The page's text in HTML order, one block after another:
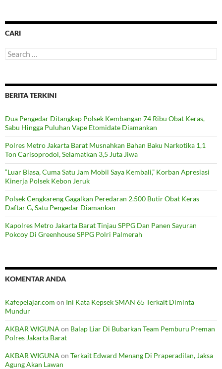
CARI
Search
for:
BERITA TERKINI
Dua Pengedar Ditangkap Polsek Kembangan 74 Ribu Obat Keras,
Sabu Hingga Puluhan Vape Etomidate Diamankan
Polres Metro Jakarta Barat Musnahkan Bahan Baku Narkotika 1,1
Ton Carisoprodol, Selamatkan 3,5 Juta Jiwa
“Luar Biasa, Cuma Satu Jam Mobil Saya Kembali,” Korban Apresiasi
Kinerja Polsek Kebon Jeruk
Polsek Cengkareng Gagalkan Peredaran 2.500 Butir Obat Keras
Daftar G, Satu Pengedar Diamankan
Kapolres Metro Jakarta Barat Tinjau SPPG Dan Panen Sayuran
Pokcoy Di Greenhouse SPPG Polri Palmerah
KOMENTAR ANDA
Kafepelajar.com on Ini Kata Kepsek SMAN 65 Terkait Diminta
Mundur
AKBAR WIGUNA on Balap Liar Di Bubarkan Team Pemburu Preman
Polres Jakarta Barat
AKBAR WIGUNA on Terkait Edward Menang Di Praperadilan, Jaksa
Agung Akan Lawan